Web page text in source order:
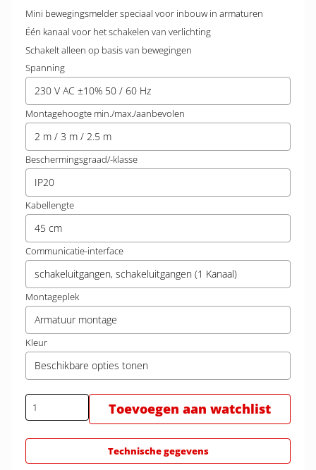
Mini bewegingsmelder speciaal voor inbouw in armaturen
Één kanaal voor het schakelen van verlichting
Schakelt alleen op basis van bewegingen
Spanning
230 V AC ±10% 50 / 60 Hz
Montagehoogte min./max./aanbevolen
2 m / 3 m / 2.5 m
Beschermingsgraad/-klasse
IP20
Kabellengte
45 cm
Communicatie-interface
schakeluitgangen, schakeluitgangen (1 Kanaal)
Montageplek
Armatuur montage
Kleur
Beschikbare opties tonen
Toevoegen aan watchlist
Technische gegevens